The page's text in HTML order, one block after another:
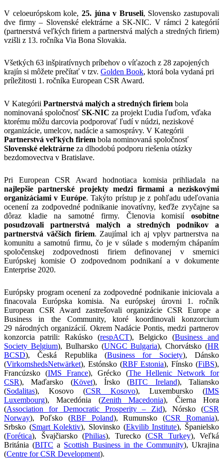
V celoeurópskom kole, 25. júna v Bruseli, Slovensko zastupovali
dve firmy – Slovenské elektrárne a SK-NIC. V rámci 2 kategórií
(partnerstvá veľkých firiem a partnerstvá malých a stredných firiem)
vzišli z 13. ročníka Via Bona Slovakia.
Všetkých 63 inšpiratívnych príbehov o víťazoch z 28 zapojených
krajín si môžete prečítať v tzv. Golden Book, ktorá bola vydaná pri
príležitosti 1. ročníka European CSR Award.
V Kategórii Partnerstvá malých a stredných firiem bola
nominovaná spoločnosť SK-NIC za projekt Ľudia ľuďom, vďaka
ktorému môžu darcovia podporovať ľudí v núdzi, neziskové
organizácie, umelcov, nadácie a samosprávy. V Kategórii
Partnerstvá veľkých firiem bola nominovaná spoločnosť
Slovenské elektrárne za dlhodobú podporu riešenia otázky
bezdomovectva v Bratislave.
Pri European CSR Award hodnotiaca komisia prihliadala na
najlepšie partnerské projekty medzi firmami a neziskovými
organizáciami v Európe. Takýto prístup je z pohľadu udeľovania
ocenení za zodpovedné podnikanie inovatívny, keďže zvyčajne sa
dôraz kladie na samotné firmy. Členovia komisií osobitne
posudzovali partnerstvá malých a stredných podnikov a
partnerstvá väčších firiem. Zaujímal ich aj vplyv partnerstva na
komunitu a samotnú firmu, čo je v súlade s moderným chápaním
spoločenskej zodpovednosti firiem definovanej v smernici
Európskej komisie O zodpovednom podnikaní a v dokumente
Enterprise 2020.
Európsky program ocenení za zodpovedné podnikanie iniciovala a
finacovala Európska komisia. Na európskej úrovni 1. ročník
European CSR Award zastrešovali organizácie CSR Europe a
Business in the Community, ktoré koordinovali konzorcium
29 národných organizácií. Okrem Nadácie Pontis, medzi partnerov
konzorcia patrili: Rakúsko (respACT), Belgicko (Business and
Society Belgium), Bulharsko (UNGC Bulgaria), Chorvátsko (HR
BCSD), Česká Republika (Business for Society), Dánsko
(VirkomshedsNet­wärket), Estónsko (RBF Estonia), Fínsko (FiBS),
Francúzsko (IMS France), Grécko (The Hellenic Network for
CSR), Maďarsko (Követ), Írsko (BITC Ireland), Taliansko
(Sodalitas), Kosovo (CSR Kosovo), Luxembursko (IMS
Luxembourg), Macedónia (Zenith Macedonia), Čierna Hora
(Association for Democratic Prosperity – Zid), Nórsko (CSR
Norway), Poľsko (RBF Poland), Rumunsko (CSR Romania),
Srbsko (Smart Kolektiv), Slovinsko (Ekvilib Institute), Španielsko
(Forética), Švajčiarsko (Philias), Turecko (CSR Turkey), Veľká
Británia (BITC a Scottish Business in the Community), Ukrajina
(Centre for CSR Development).